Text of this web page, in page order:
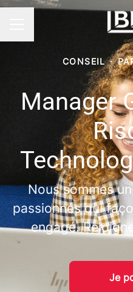
CONSEIL ·
Manager
Nous sommes
passionnés qui
engagé.
Je